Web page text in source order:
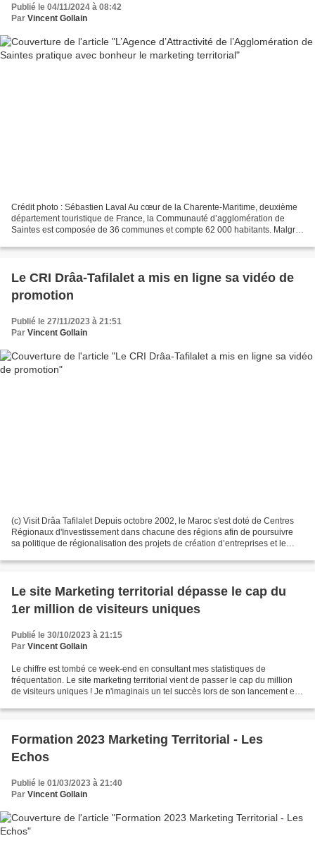
Publié le 04/11/2024 à 08:42
Par Vincent Gollain
Crédit photo : Sébastien Laval Au cœur de la Charente-Maritime, deuxième
département touristique de France, la Communauté d’agglomération de
Saintes est composée de 36 communes et compte 62 000 habitants. Malgré
Le CRI Drâa-Tafilalet a mis en ligne sa vidéo de
promotion
Publié le 27/11/2023 à 21:51
Par Vincent Gollain
(c) Visit Drâa Tafilalet Depuis octobre 2002, le Maroc s'est doté de Centres
Régionaux d'Investissement dans chacune des régions afin de poursuivre
sa politique de régionalisation des projets de création d’entreprises et le
Le site Marketing territorial dépasse le cap du
1er million de visiteurs uniques
Publié le 30/10/2023 à 21:15
Par Vincent Gollain
Le chiffre est tombé ce week-end en consultant mes statistiques de
fréquentation. Le site marketing territorial vient de passer le cap du million
de visiteurs uniques ! Je n'imaginais un tel succès lors de son lancement en
Formation 2023 Marketing Territorial - Les
Echos
Publié le 01/03/2023 à 21:40
Par Vincent Gollain